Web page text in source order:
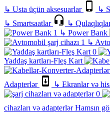
↳ Usta üçün aksesuarlar ↳
↳ Smartsaatlar ↳
↳ Power Bank
↳
Yaddaş kartları-Fleş Kart
Adapterlər
↳ Ekranlar və
cihazları və adapterlərHamsın